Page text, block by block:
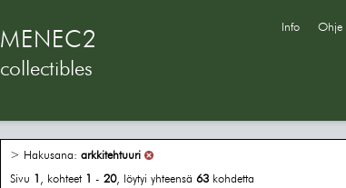
MENEC2
collectibles
Info Ohje
> Hakusana: arkkitehtuuri
Sivu 1 , kohteet 1 - 20, löytyi yhteensä 63 kohdetta